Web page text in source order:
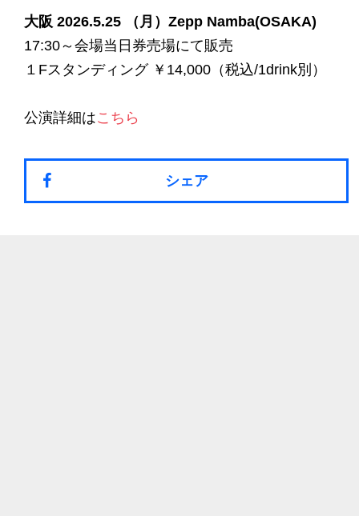
大阪 2026.5.25 （月）Zepp Namba(OSAKA)
17:30～会場当日券売場にて販売
１Fスタンディング ￥14,000（税込/1drink別）
公演詳細はこちら
シェア